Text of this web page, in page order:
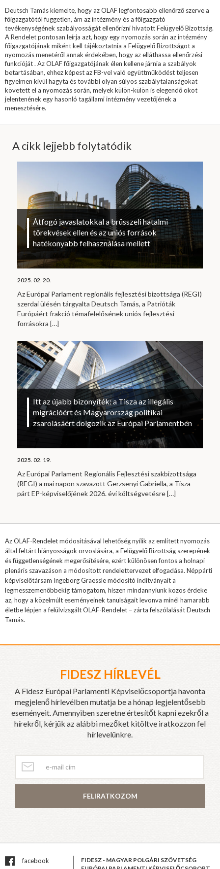
Deutsch Tamás kiemelte, hogy az OLAF legfontosabb ellenőrző szerve a
főigazgatótól független, ám az intézmény és a főigazgató
tevékenységének szabályosságát ellenőrizni hivatott Felügyelő Bizottság.
A Rendelet pontosan leírja azt, hogy egy nyomozás során az intézmény
főigazgatójának miként kell tájékoztatnia a Felügyelő Bizottságot a
nyomozás menetéről annak érdekében, hogy az elláthassa ellenőrzési
funkcióját . Az OLAF főigazgatójának élen kellene járnia a szabályok
betartásában, ehhez képest az FB-vel való együttműködést teljesen
figyelmen kívül hagyta és további olyan súlyos szabálytalanságokat
követett el a nyomozás során, melyek külön-külön is elegendő okot
jelentenének egy hasonló tagállami intézmény vezetőjének a
menesztésére.
A cikk lejjebb folytatódik
Átfogó javaslatokkal a brüsszeli hatalmi
törekvések ellen és az uniós források
hatékonyabb felhasználása mellett
2025. 02. 20.
Az Európai Parlament regionális fejlesztési bizottsága (REGI)
szerdai ülésén tárgyalta Deutsch Tamás, a Patrióták
Európáért frakció témafelelősének uniós fejlesztési
forrásokra […]
Itt az újabb bizonyíték: a Tisza az illegális
migrációért és Magyarország politikai
zsarolásáért dolgozik az Európai Parlamentben
2025. 02. 19.
Az Európai Parlament Regionális Fejlesztési szakbizottsága
(REGI) a mai napon szavazott Gerzsenyi Gabriella, a Tisza
párt EP-képviselőjének 2026. évi költségvetésre[…]
Az OLAF-Rendelet módosításával lehetőség nyílik az említett nyomozás
által feltárt hiányosságok orvoslására, a Felügyelő Bizottság szerepének
és függetlenségének megerősítésére, ezért különösen fontos a holnapi
plenáris szavazáson a módosított rendelettervezet elfogadása. Néppárti
képviselőtársam Ingeborg Graessle módosító indítványait a
legmesszemenőbbekig támogatom, hiszen mindannyiunk közös érdeke
az, hogy a közelmúlt eseményeinek tanulságait levonva minél hamarabb
életbe lépjen a felülvizsgált OLAF-Rendelet – zárta felszólalását Deutsch
Tamás.
FIDESZ HÍRLEVÉL
A Fidesz Európai Parlamenti Képviselőcsoportja havonta
megjelenő hírlevélben mutatja be a hónap legjelentősebb
eseményeit. Amennyiben szeretne értesítőt kapni ezekről a
hírekről, kérjük az alábbi mezőket kitöltve iratkozzon fel
hírlevelünkre.
FELIRATKOZOM
facebook
FIDESZ - MAGYAR POLGÁRI SZÖVETSÉG